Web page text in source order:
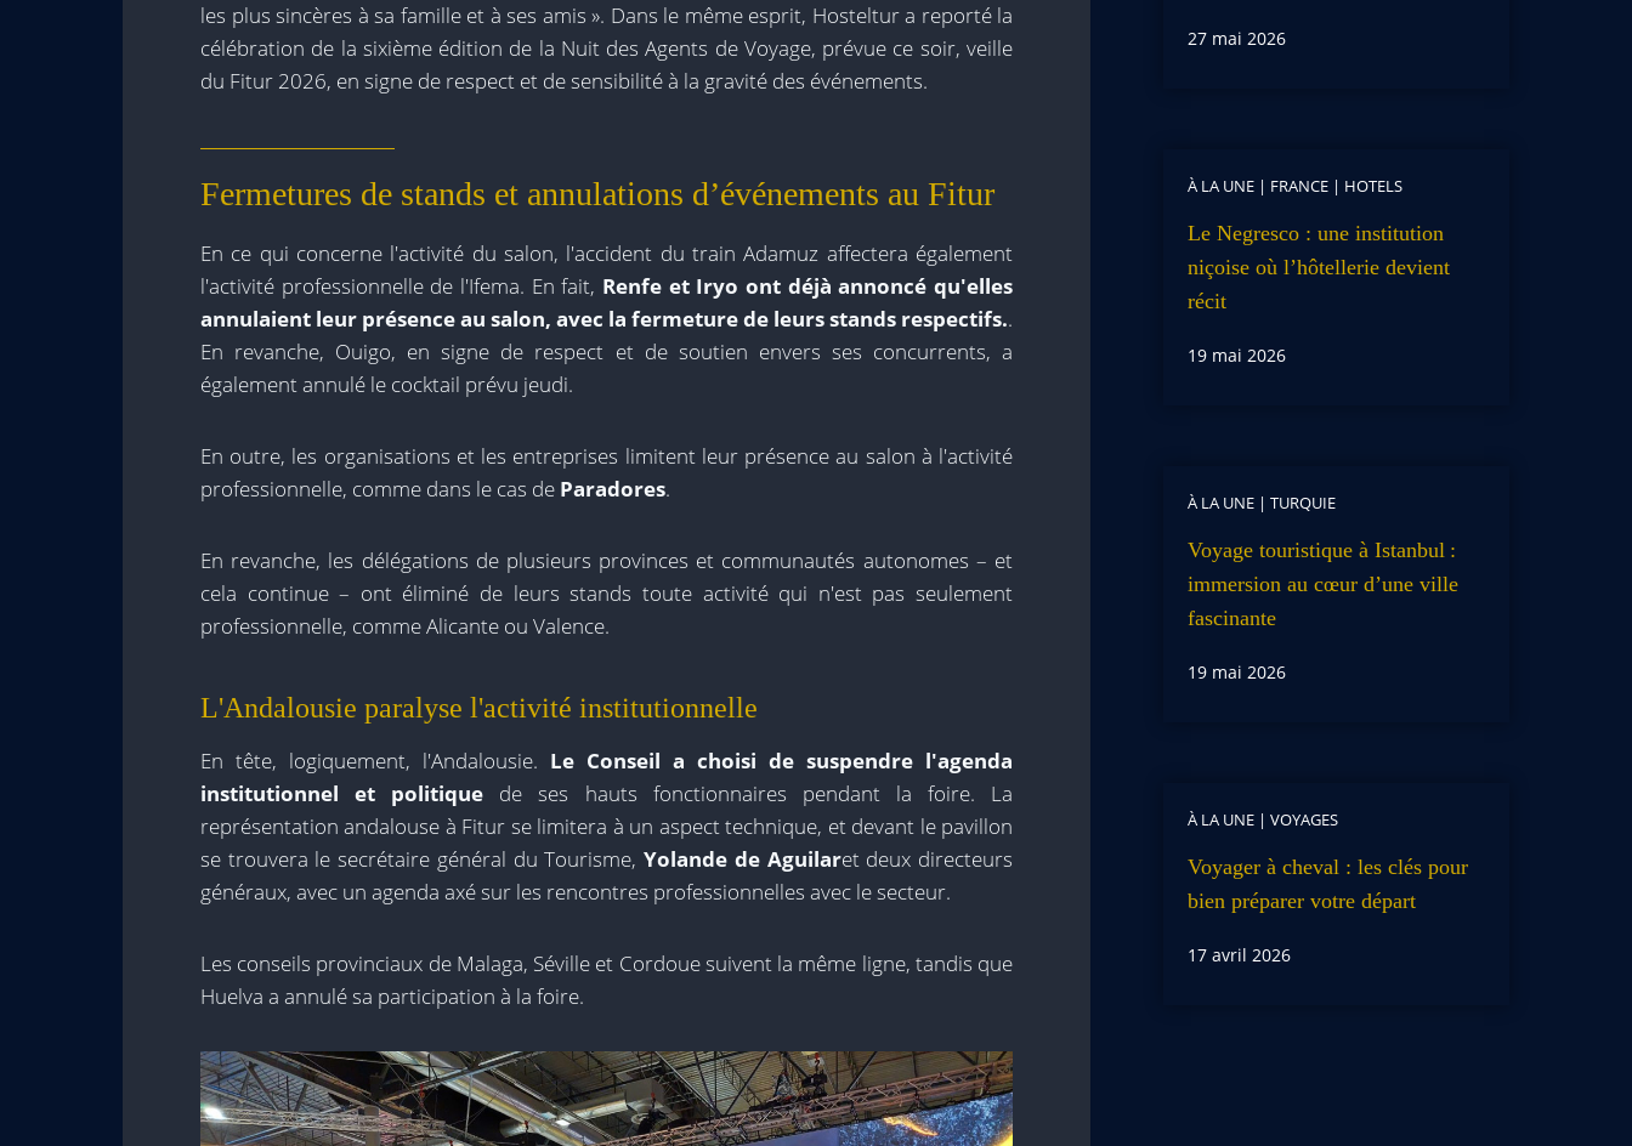
les plus sincères à sa famille et à ses amis ». Dans le même esprit, Hosteltur a reporté la
célébration de la sixième édition de la Nuit des Agents de Voyage, prévue ce soir, veille
du Fitur 2026, en signe de respect et de sensibilité à la gravité des événements.
Fermetures de stands et annulations d’événements au Fitur
En ce qui concerne l'activité du salon, l'accident du train Adamuz affectera également
l'activité professionnelle de l'Ifema. En fait, Renfe et Iryo ont déjà annoncé qu'elles
annulaient leur présence au salon, avec la fermeture de leurs stands respectifs..
En revanche, Ouigo, en signe de respect et de soutien envers ses concurrents, a
également annulé le cocktail prévu jeudi.
En outre, les organisations et les entreprises limitent leur présence au salon à l'activité
professionnelle, comme dans le cas de Paradores.
En revanche, les délégations de plusieurs provinces et communautés autonomes – et
cela continue – ont éliminé de leurs stands toute activité qui n'est pas seulement
professionnelle, comme Alicante ou Valence.
L'Andalousie paralyse l'activité institutionnelle
En tête, logiquement, l'Andalousie. Le Conseil a choisi de suspendre l'agenda
institutionnel et politique de ses hauts fonctionnaires pendant la foire. La
représentation andalouse à Fitur se limitera à un aspect technique, et devant le pavillon
se trouvera le secrétaire général du Tourisme,Yolande de Aguilaret deux directeurs
généraux, avec un agenda axé sur les rencontres professionnelles avec le secteur.
Les conseils provinciaux de Malaga, Séville et Cordoue suivent la même ligne, tandis que
Huelva a annulé sa participation à la foire.
27 mai 2026
À LA UNE| FRANCE| HOTELS
Le Negresco : une institution
niçoise où l’hôtellerie devient
récit
19 mai 2026
À LA UNE| TURQUIE
Voyage touristique à Istanbul :
immersion au cœur d’une ville
fascinante
19 mai 2026
À LA UNE| VOYAGES
Voyager à cheval : les clés pour
bien préparer votre départ
17 avril 2026